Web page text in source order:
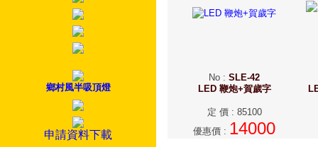
鄉村風半吸頂燈
申請資料下載
No : SLE-42
LED 鞭炮+賀歲字
定 價: 85100
優惠價 : 14000